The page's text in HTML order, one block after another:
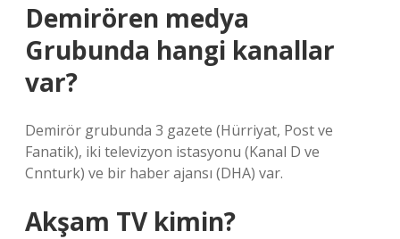
Demirören medya
Grubunda hangi kanallar
var?
Demirör grubunda 3 gazete (Hürriyat, Post ve
Fanatik), iki televizyon istasyonu (Kanal D ve
Cnnturk) ve bir haber ajansı (DHA) var.
Akşam TV kimin?